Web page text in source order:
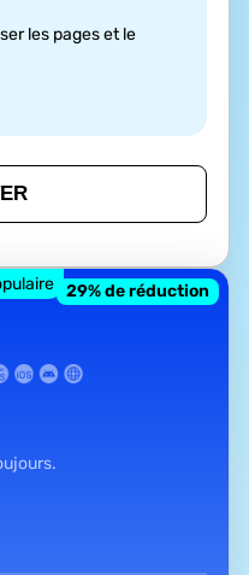
les pages et le
29% de réduction